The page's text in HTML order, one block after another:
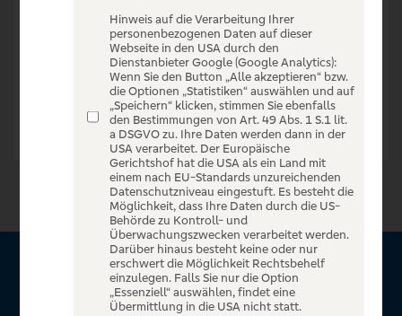
Zur Startseite
Über VR Entertain
Hinweis auf die Verarbeitung Ihrer
personenbezogenen Daten auf dieser
Webseite in den USA durch den
Dienstanbieter Google (Google Analytics):
Wenn Sie den Button „Alle akzeptieren“ bzw.
die Optionen „Statistiken“ auswählen und auf
„Speichern“ klicken, stimmen Sie ebenfalls
den Bestimmungen von Art. 49 Abs. 1 S.1 lit.
a DSGVO zu. Ihre Daten werden dann in der
USA verarbeitet. Der Europäische
Gerichtshof hat die USA als ein Land mit
einem nach EU-Standards unzureichenden
Datenschutzniveau eingestuft. Es besteht die
Möglichkeit, dass Ihre Daten durch die US-
Behörde zu Kontroll- und
Überwachungszwecken verarbeitet werden.
Darüber hinaus besteht keine oder nur
erschwert die Möglichkeit Rechtsbehelf
einzulegen. Falls Sie nur die Option
„Essenziell“ auswählen, findet eine
Übermittlung in die USA nicht statt.